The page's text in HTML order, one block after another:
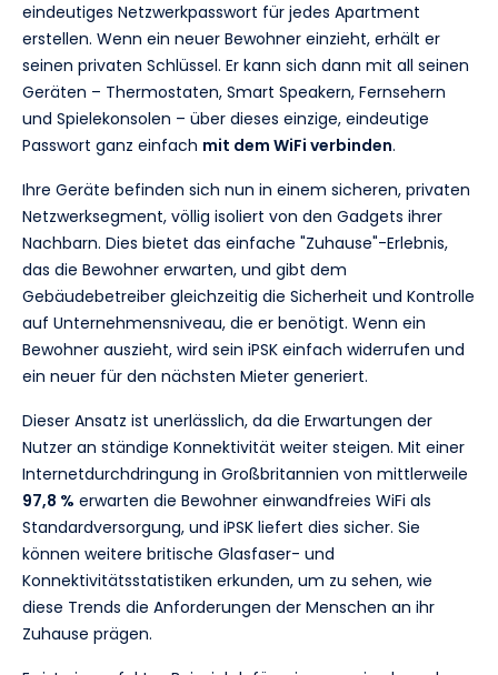
eindeutiges Netzwerkpasswort für jedes Apartment
erstellen. Wenn ein neuer Bewohner einzieht, erhält er
seinen privaten Schlüssel. Er kann sich dann mit all seinen
Geräten – Thermostaten, Smart Speakern, Fernsehern
und Spielekonsolen – über dieses einzige, eindeutige
Passwort ganz einfach mit dem WiFi verbinden.
Ihre Geräte befinden sich nun in einem sicheren, privaten
Netzwerksegment, völlig isoliert von den Gadgets ihrer
Nachbarn. Dies bietet das einfache "Zuhause"-Erlebnis,
das die Bewohner erwarten, und gibt dem
Gebäudebetreiber gleichzeitig die Sicherheit und Kontrolle
auf Unternehmensniveau, die er benötigt. Wenn ein
Bewohner auszieht, wird sein iPSK einfach widerrufen und
ein neuer für den nächsten Mieter generiert.
Dieser Ansatz ist unerlässlich, da die Erwartungen der
Nutzer an ständige Konnektivität weiter steigen. Mit einer
Internetdurchdringung in Großbritannien von mittlerweile
97,8 % erwarten die Bewohner einwandfreies WiFi als
Standardversorgung, und iPSK liefert dies sicher. Sie
können weitere britische Glasfaser- und
Konnektivitätsstatistiken erkunden, um zu sehen, wie
diese Trends die Anforderungen der Menschen an ihr
Zuhause prägen.